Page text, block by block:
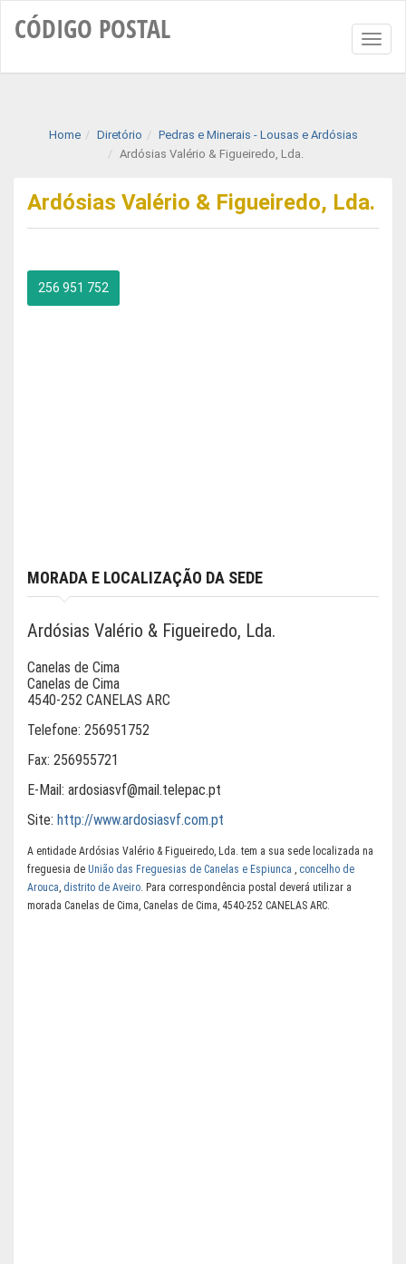
CÓDIGO POSTAL
Home Diretório
Pedras e Minerais - Lousas e Ardósias
Ardósias Valério & Figueiredo, Lda.
Ardósias Valério & Figueiredo, Lda.
256 951 752
MORADA E LOCALIZAÇÃO DA SEDE
Ardósias Valério & Figueiredo, Lda.
Canelas de Cima
Canelas de Cima
4540-252 CANELAS ARC
Telefone: 256951752
Fax: 256955721
E-Mail: ardosiasvf@mail.telepac.pt
Site: http://www.ardosiasvf.com.pt
A entidade Ardósias Valério & Figueiredo, Lda. tem a sua sede localizada na
freguesia de União das Freguesias de Canelas e Espiunca , concelho de
Arouca, distrito de Aveiro. Para correspondência postal deverá utilizar a
morada Canelas de Cima, Canelas de Cima, 4540-252 CANELAS ARC.